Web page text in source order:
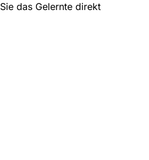
das Gelernte direkt